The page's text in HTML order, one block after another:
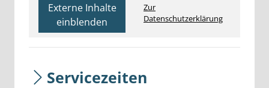
Externe Inhalte
einblenden
Zur
Datenschutzerklärung
Servicezeiten